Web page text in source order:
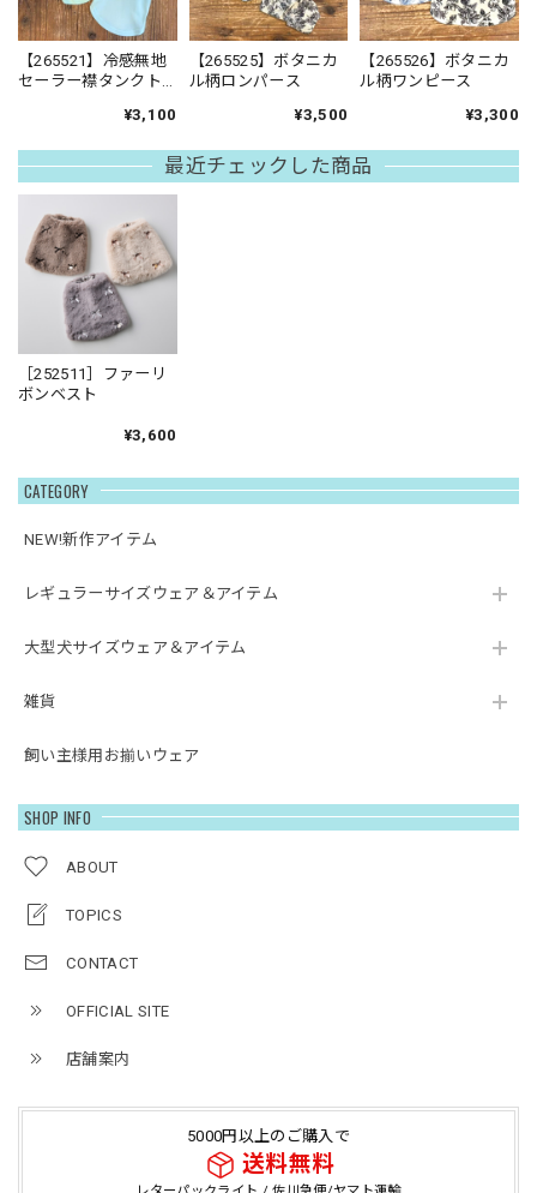
CATEGORY
NEW!新作アイテム
レギュラーサイズウェア＆アイテム
大型犬サイズウェア＆アイテム
雑貨
飼い主様用お揃いウェア
SHOP INFO
ABOUT
TOPICS
CONTACT
OFFICIAL SITE
店舗案内
5000円以上のご購入で
送料無料
【265521】冷感無地
セーラー襟タンクト
¥3,100
【265525】ボタニカ
ル柄ロンパース
¥3,500
【265526】ボタニカ
ル柄ワンピース
¥3,300
最近チェックした商品
［252511］ファーリ
ボンベスト
¥3,600